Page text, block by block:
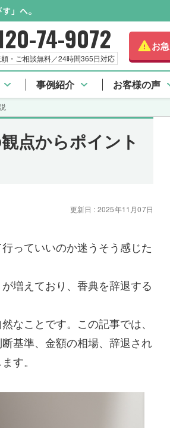
」へ。
74-9072
頼・ご相談無料／24時間365日対応
お
事例紹介 お客様の声
点からポイント
更新日 : 2025年11月07日
っていいのか迷うそう感じた
増えており、香典を辞退する
なことです。この記事では、
基準、金額の相場、辞退され
す。